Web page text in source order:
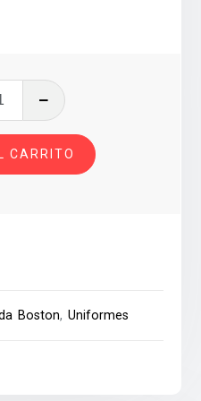
NATACION
COMPETENCIA
ADULTO
CARRITO
Boston,Uniformes